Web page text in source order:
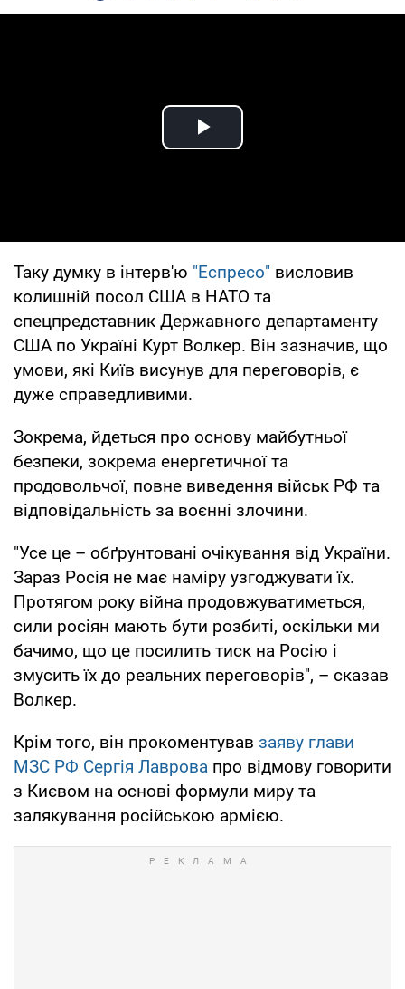
Play Video
Таку думку в інтерв'ю "Еспресо" висловив
колишній посол США в НАТО та
спецпредставник Державного департаменту
США по Україні Курт Волкер. Він зазначив, що
умови, які Київ висунув для переговорів, є
дуже справедливими.
Зокрема, йдеться про основу майбутньої
безпеки, зокрема енергетичної та
продовольчої, повне виведення військ РФ та
відповідальність за воєнні злочини.
"Усе це – обґрунтовані очікування від України.
Зараз Росія не має наміру узгоджувати їх.
Протягом року війна продовжуватиметься,
сили росіян мають бути розбиті, оскільки ми
бачимо, що це посилить тиск на Росію і
змусить їх до реальних переговорів", – сказав
Волкер.
Крім того, він прокоментував заяву глави
МЗС РФ Сергія Лаврова про відмову говорити
з Києвом на основі формули миру та
залякування російською армією.